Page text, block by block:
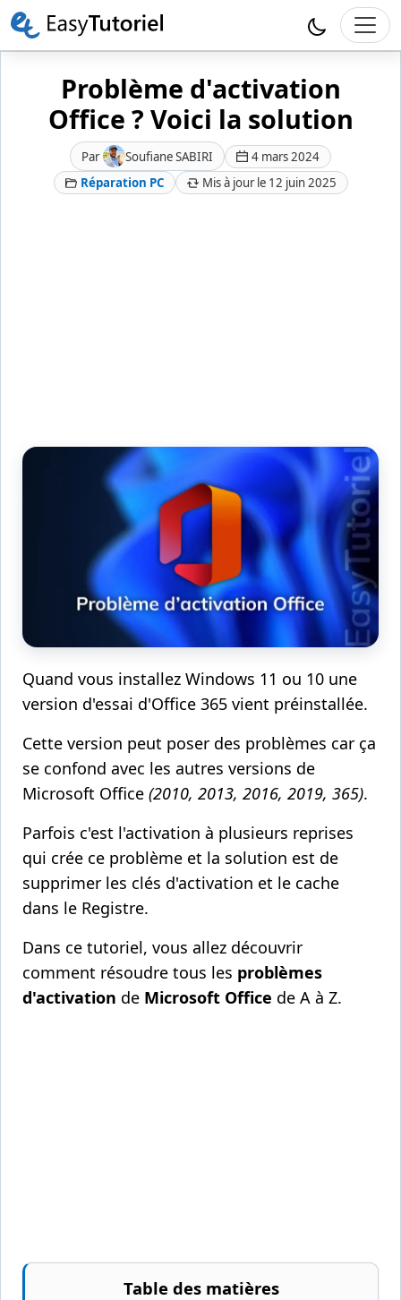
Problème d'activation
Office ? Voici la solution
Par Soufiane SABIRI
4 mars 2024
Réparation PC
Mis à jour le 12 juin 2025
Quand vous installez Windows 11 ou 10 une
version d'essai d'Office 365 vient préinstallée.
Cette version peut poser des problèmes car ça
se confond avec les autres versions de
Microsoft Office (2010, 2013, 2016, 2019, 365).
Parfois c'est l'activation à plusieurs reprises
qui crée ce problème et la solution est de
supprimer les clés d'activation et le cache
dans le Registre.
Dans ce tutoriel, vous allez découvrir
comment résoudre tous les problèmes
d'activation de Microsoft Office de A à Z.
Table des matières